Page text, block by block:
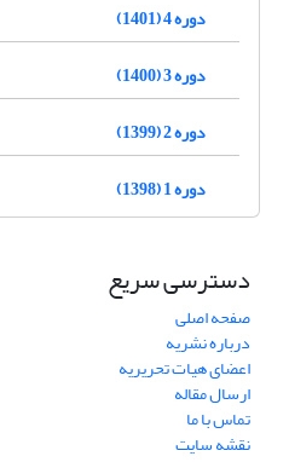
دوره 4 (1401)
دوره 3 (1400)
دوره 2 (1399)
دوره 1 (1398)
دسترسی سریع
صفحه اصلی
درباره نشریه
اعضای هیات تحریریه
ارسال مقاله
تماس با ما
نقشه سایت